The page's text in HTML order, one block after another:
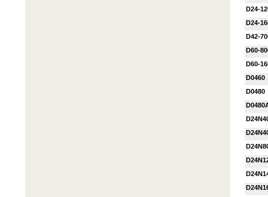
D24-
D24-
D42-
D60-
D60-
D0460
D0480